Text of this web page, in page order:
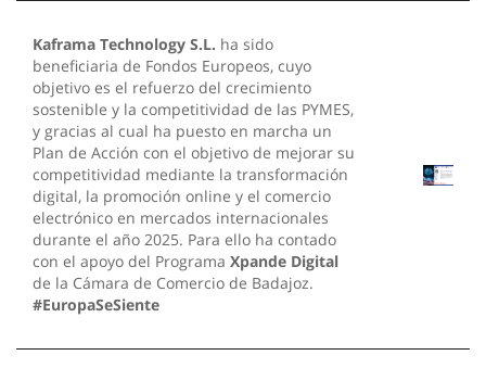
Kaframa Technology S.L. ha sido
beneficiaria de Fondos Europeos, cuyo
objetivo es el refuerzo del crecimiento
sostenible y la competitividad de las PYMES,
y gracias al cual ha puesto en marcha un
Plan de Acción con el objetivo de mejorar su
competitividad mediante la transformación
digital, la promoción online y el comercio
electrónico en mercados internacionales
durante el año 2025. Para ello ha contado
con el apoyo del Programa Xpande Digital
de la Cámara de Comercio de Badajoz.
#EuropaSeSiente